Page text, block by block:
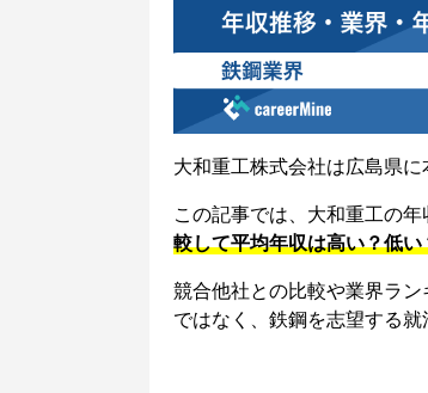
大和重工株式会社は広島県に
この記事では、大和重工の年
較して平均年収は高い？低い
競合他社との比較や業界ラ
ではなく、鉄鋼を志望する